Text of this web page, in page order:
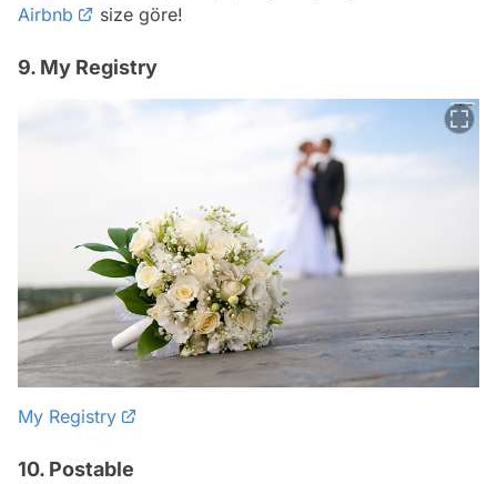
Airbnb
size göre!
9. My Registry
My Registry
10. Postable